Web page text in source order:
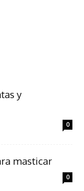
y
0
masticar
0